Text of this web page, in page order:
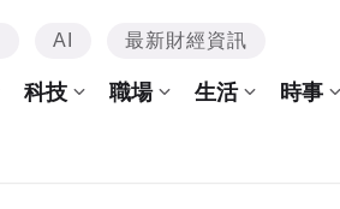
AI 最新財經資訊
科技 職場 生活 時事